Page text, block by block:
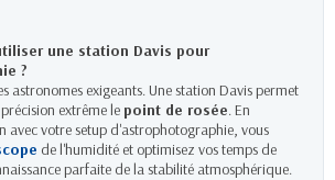
une station Davis pour
?
astronomes exigeants. Une station Davis permet
extrême le point de rosée. En
avec votre setup d'astrophotographie, vous
de l'humidité et optimisez vos temps de
parfaite de la stabilité atmosphérique.